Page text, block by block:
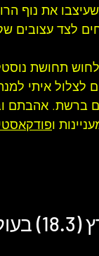
את נוף
לצד עצובים
תחושת
איתי
ברשת. אהבתם
ו